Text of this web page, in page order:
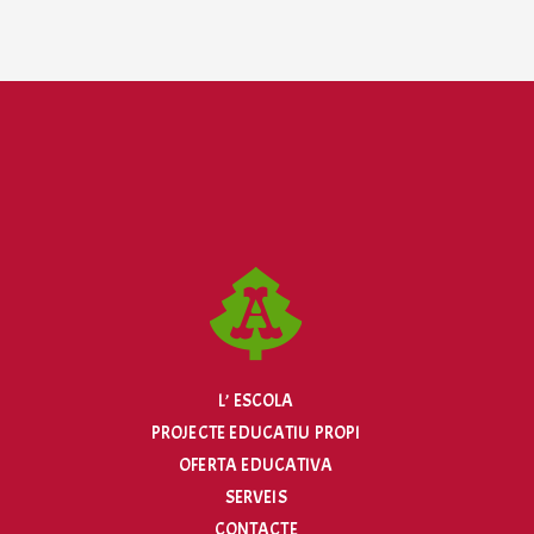
L’ ESCOLA
PROJECTE EDUCATIU PROPI
OFERTA EDUCATIVA
SERVEIS